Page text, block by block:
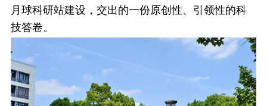
月球科研站建设，交出的一份原创性、引领性的科
技答卷。